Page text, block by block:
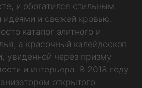
и обогатился стильным
идеями и свежей кровью.
каталог элитного и
а красочный калейдоскоп
увиденной через призму
и интерьера. В 2018 году
открытого